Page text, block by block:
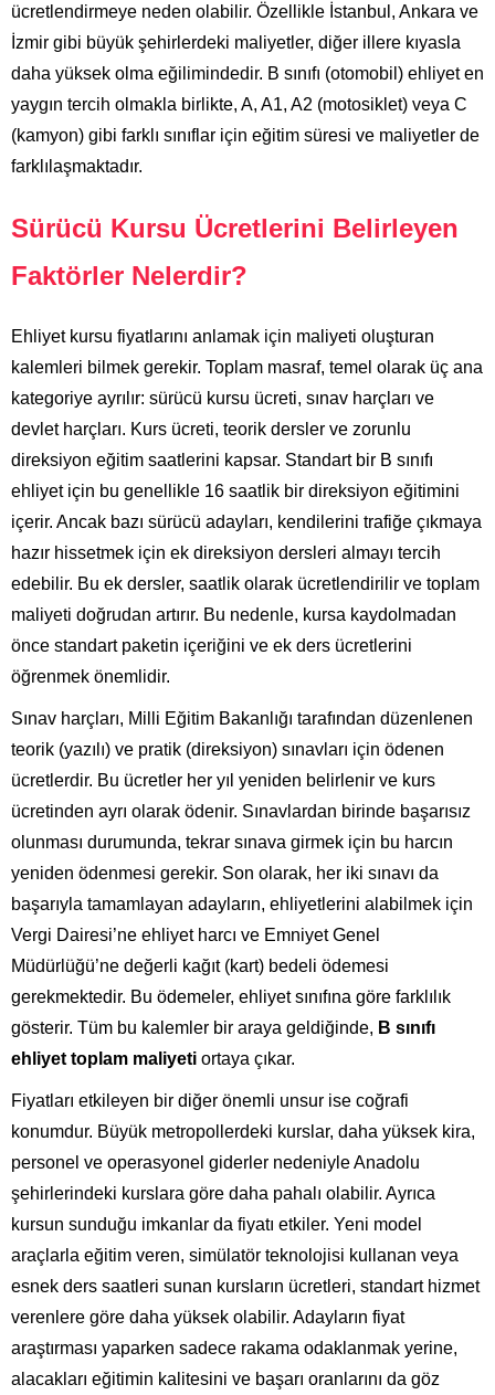
ücretlendirmeye neden olabilir. Özellikle İstanbul, Ankara ve
İzmir gibi büyük şehirlerdeki maliyetler, diğer illere kıyasla
daha yüksek olma eğilimindedir. B sınıfı (otomobil) ehliyet en
yaygın tercih olmakla birlikte, A, A1, A2 (motosiklet) veya C
(kamyon) gibi farklı sınıflar için eğitim süresi ve maliyetler de
farklılaşmaktadır.
Sürücü Kursu Ücretlerini Belirleyen
Faktörler Nelerdir?
Ehliyet kursu fiyatlarını anlamak için maliyeti oluşturan
kalemleri bilmek gerekir. Toplam masraf, temel olarak üç ana
kategoriye ayrılır: sürücü kursu ücreti, sınav harçları ve
devlet harçları. Kurs ücreti, teorik dersler ve zorunlu
direksiyon eğitim saatlerini kapsar. Standart bir B sınıfı
ehliyet için bu genellikle 16 saatlik bir direksiyon eğitimini
içerir. Ancak bazı sürücü adayları, kendilerini trafiğe çıkmaya
hazır hissetmek için ek direksiyon dersleri almayı tercih
edebilir. Bu ek dersler, saatlik olarak ücretlendirilir ve toplam
maliyeti doğrudan artırır. Bu nedenle, kursa kaydolmadan
önce standart paketin içeriğini ve ek ders ücretlerini
öğrenmek önemlidir.
Sınav harçları, Milli Eğitim Bakanlığı tarafından düzenlenen
teorik (yazılı) ve pratik (direksiyon) sınavları için ödenen
ücretlerdir. Bu ücretler her yıl yeniden belirlenir ve kurs
ücretinden ayrı olarak ödenir. Sınavlardan birinde başarısız
olunması durumunda, tekrar sınava girmek için bu harcın
yeniden ödenmesi gerekir. Son olarak, her iki sınavı da
başarıyla tamamlayan adayların, ehliyetlerini alabilmek için
Vergi Dairesi’ne ehliyet harcı ve Emniyet Genel
Müdürlüğü’ne değerli kağıt (kart) bedeli ödemesi
gerekmektedir. Bu ödemeler, ehliyet sınıfına göre farklılık
gösterir. Tüm bu kalemler bir araya geldiğinde, B sınıfı
ehliyet toplam maliyeti ortaya çıkar.
Fiyatları etkileyen bir diğer önemli unsur ise coğrafi
konumdur. Büyük metropollerdeki kurslar, daha yüksek kira,
personel ve operasyonel giderler nedeniyle Anadolu
şehirlerindeki kurslara göre daha pahalı olabilir. Ayrıca
kursun sunduğu imkanlar da fiyatı etkiler. Yeni model
araçlarla eğitim veren, simülatör teknolojisi kullanan veya
esnek ders saatleri sunan kursların ücretleri, standart hizmet
verenlere göre daha yüksek olabilir. Adayların fiyat
araştırması yaparken sadece rakama odaklanmak yerine,
alacakları eğitimin kalitesini ve başarı oranlarını da göz